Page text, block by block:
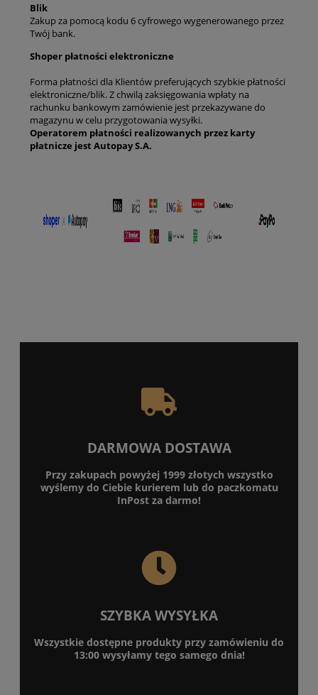
Blik
Zakup za pomocą kodu 6 cyfrowego wygenerowanego przez
Twój bank.
Shoper płatności elektroniczne
Forma płatności dla Klientów preferujących szybkie płatności
elektroniczne/blik. Z chwilą zaksięgowania wpłaty na
rachunku bankowym zamówienie jest przekazywane do
magazynu w celu przygotowania wysyłki.
Operatorem płatności realizowanych przez karty
płatnicze jest Autopay S.A.
DARMOWA DOSTAWA
Przy zakupach powyżej 1999 złotych wszystko
wyślemy do Ciebie kurierem lub do paczkomatu
InPost za darmo!
SZYBKA WYSYŁKA
Wszystkie dostępne produkty przy zamówieniu do
13:00 wysyłamy tego samego dnia!